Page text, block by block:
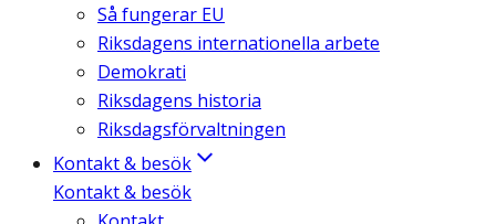
Så fungerar EU
Riksdagens internationella arbete
Demokrati
Riksdagens historia
Riksdagsförvaltningen
Kontakt & besök
Kontakt & besök